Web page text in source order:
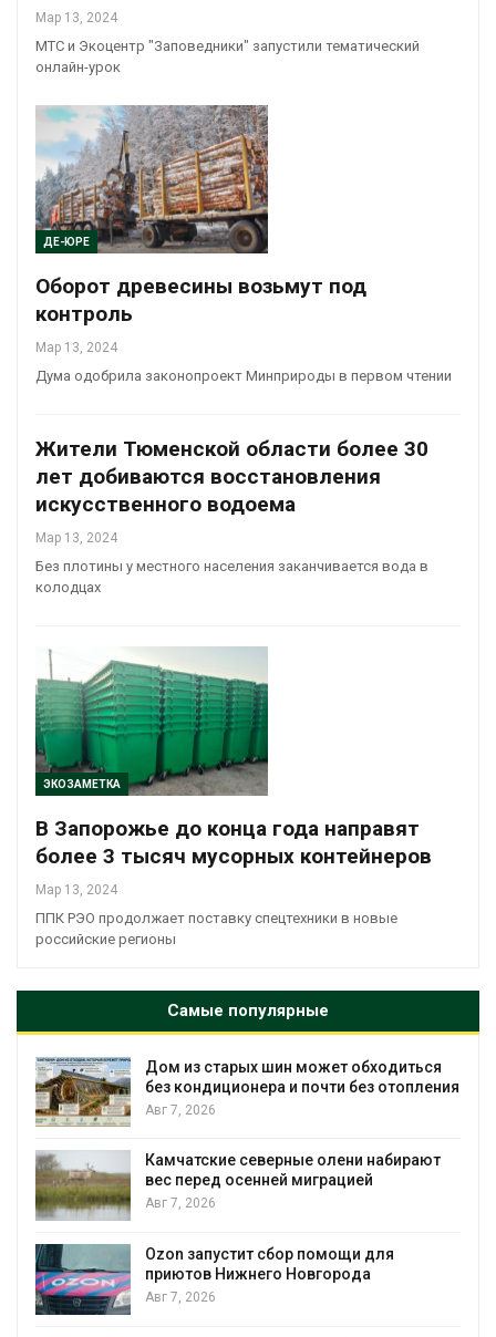
Мар 13, 2024
МТС и Экоцентр "Заповедники" запустили тематический
онлайн-урок
ДЕ-ЮРЕ
Оборот древесины возьмут под
контроль
Мар 13, 2024
Дума одобрила законопроект Минприроды в первом чтении
Жители Тюменской области более 30
лет добиваются восстановления
искусственного водоема
Мар 13, 2024
Без плотины у местного населения заканчивается вода в
колодцах
ЭКОЗАМЕТКА
В Запорожье до конца года направят
более 3 тысяч мусорных контейнеров
Мар 13, 2024
ППК РЭО продолжает поставку спецтехники в новые
российские регионы
Самые популярные
Дом из старых шин может обходиться
без кондиционера и почти без отопления
Авг 7, 2026
Камчатские северные олени набирают
вес перед осенней миграцией
Авг 7, 2026
Ozon запустит сбор помощи для
приютов Нижнего Новгорода
Авг 7, 2026